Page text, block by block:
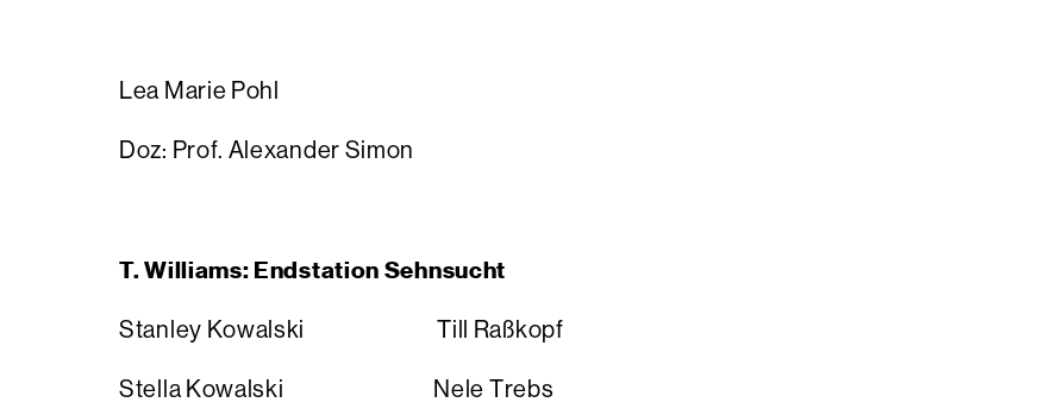
Lea Marie Pohl
Doz: Prof. Alexander Simon
T. Williams: Endstation Sehnsucht
Stanley Kowalski Till Raßkopf
Stella Kowalski Nele Trebs